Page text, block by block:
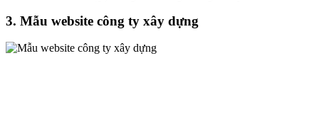
3. Mẫu website công ty xây dựng